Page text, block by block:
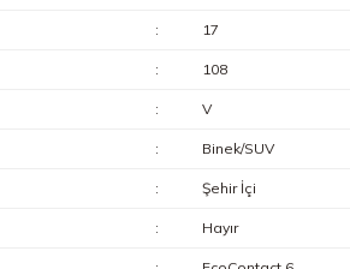
: 17
: 108
: V
: Binek/SUV
: Şehir İçi
: Hayır